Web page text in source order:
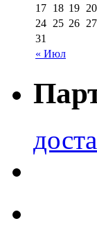
« Июл
17 18 19 20
24 25 26 27
31